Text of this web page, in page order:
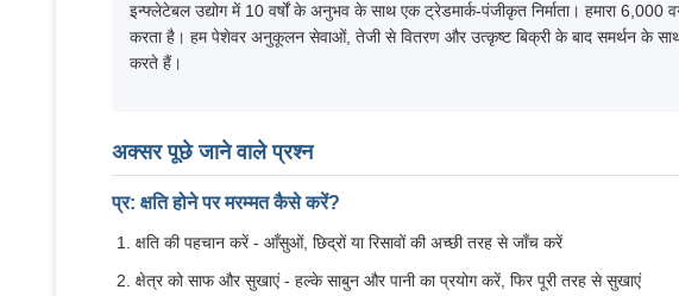
इन्फ्लेटेबल उद्योग में 10 वर्षों के अनुभव के साथ एक ट्रेडमार्क-पंजीकृत निर्माता। हमारा 6,000
करता है। हम पेशेवर अनुकूलन सेवाओं, तेजी से वितरण और उत्कृष्ट बिक्री के बाद समर्थन के साथ
करते हैं।
अक्सर पूछे जाने वाले प्रश्न
प्र: क्षति होने पर मरम्मत कैसे करें?
क्षति की पहचान करें - आँसुओं, छिद्रों या रिसावों की अच्छी तरह से जाँच करें
क्षेत्र को साफ और सुखाएं - हल्के साबुन और पानी का प्रयोग करें, फिर पूरी तरह से सुखाएं